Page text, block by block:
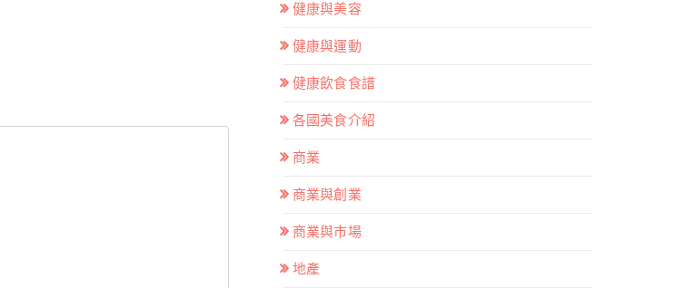
健康與美容
健康與運動
健康飲食食譜
各國美食介紹
商業
商業與創業
商業與市場
地產